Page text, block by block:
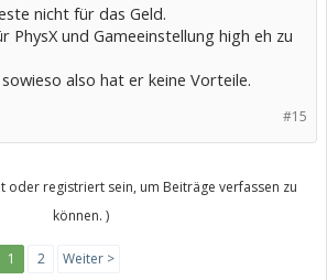
nicht für das Geld.
PhysX und Gameeinstellung high eh zu
also hat er keine Vorteile.
#15
oder registriert sein, um Beiträge verfassen zu
können. )
1 2 Weiter >